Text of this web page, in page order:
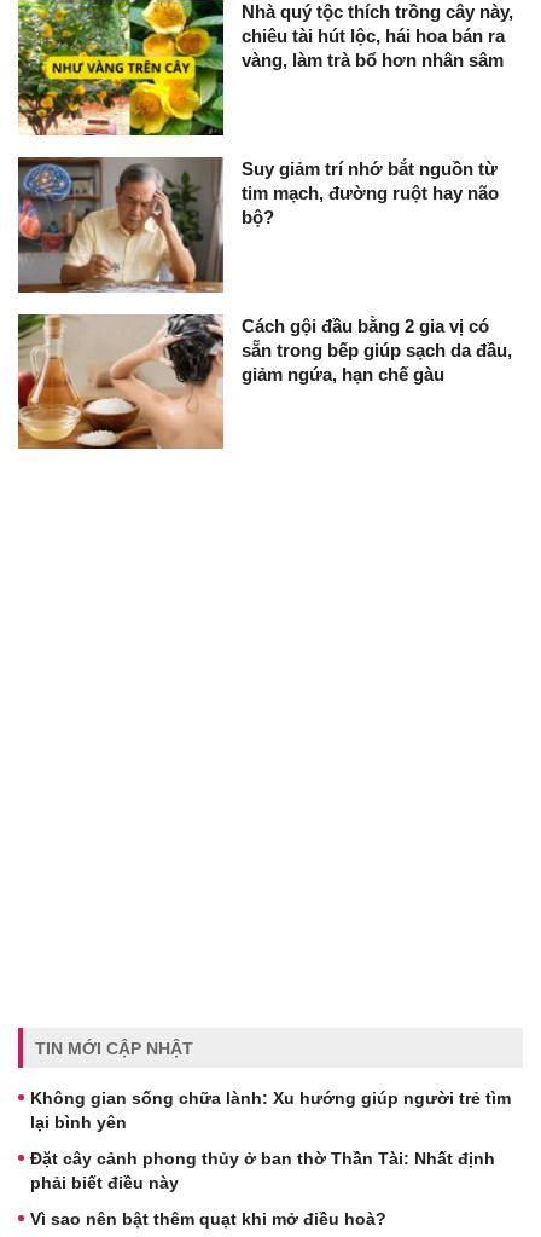
Nhà quý tộc thích trồng cây này,
chiêu tài hút lộc, hái hoa bán ra
vàng, làm trà bổ hơn nhân sâm
Suy giảm trí nhớ bắt nguồn từ
tim mạch, đường ruột hay não
bộ?
Cách gội đầu bằng 2 gia vị có
sẵn trong bếp giúp sạch da đầu,
giảm ngứa, hạn chế gàu
TIN MỚI CẬP NHẬT
Không gian sống chữa lành: Xu hướng giúp người trẻ tìm
lại bình yên
Đặt cây cảnh phong thủy ở ban thờ Thần Tài: Nhất định
phải biết điều này
Vì sao nên bật thêm quạt khi mở điều hoà?